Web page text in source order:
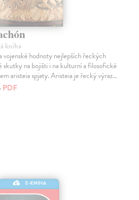
kniha
vojenské hodnoty nejlepších řeckých
skutky na bojišti i na kulturní a filosofické
aristeia spjaty. Aristeia je řecký výraz…
PDF
E-KNIHA